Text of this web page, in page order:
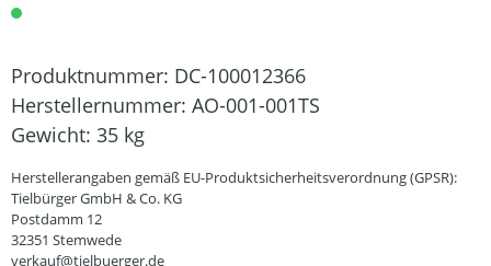
Produktnummer: DC-100012366
Herstellernummer: AO-001-001TS
Gewicht: 35 kg
Herstellerangaben gemäß EU-Produktsicherheitsverordnung (GPSR):
Tielbürger GmbH & Co. KG
Postdamm 12
32351 Stemwede
verkauf@tielbuerger.de